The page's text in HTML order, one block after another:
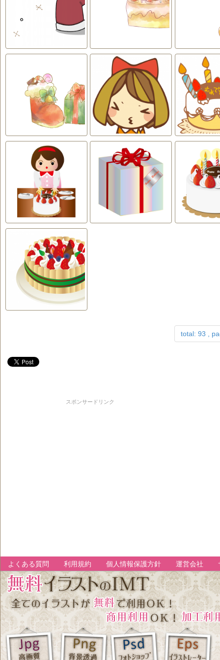
total: 93 ,
スポンサードリンク
よくある質問 利用規約 個人情報保護方針 運営会社